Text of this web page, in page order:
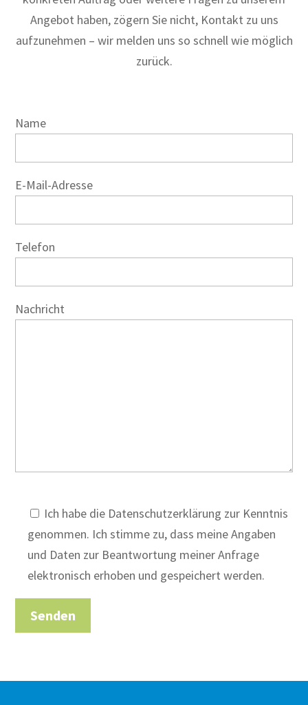
Angebot haben, zögern Sie nicht, Kontakt zu uns
aufzunehmen – wir melden uns so schnell wie möglich
zurück.
Name
E-Mail-Adresse
Telefon
Nachricht
Ich habe die Datenschutzerklärung zur Kenntnis
genommen. Ich stimme zu, dass meine Angaben
und Daten zur Beantwortung meiner Anfrage
elektronisch erhoben und gespeichert werden.